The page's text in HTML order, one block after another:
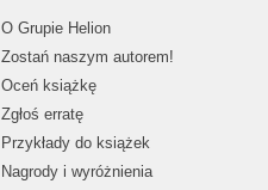
O Grupie Helion
Zostań naszym autorem!
Oceń książkę
Zgłoś erratę
Przykłady do książek
Nagrody i wyróżnienia